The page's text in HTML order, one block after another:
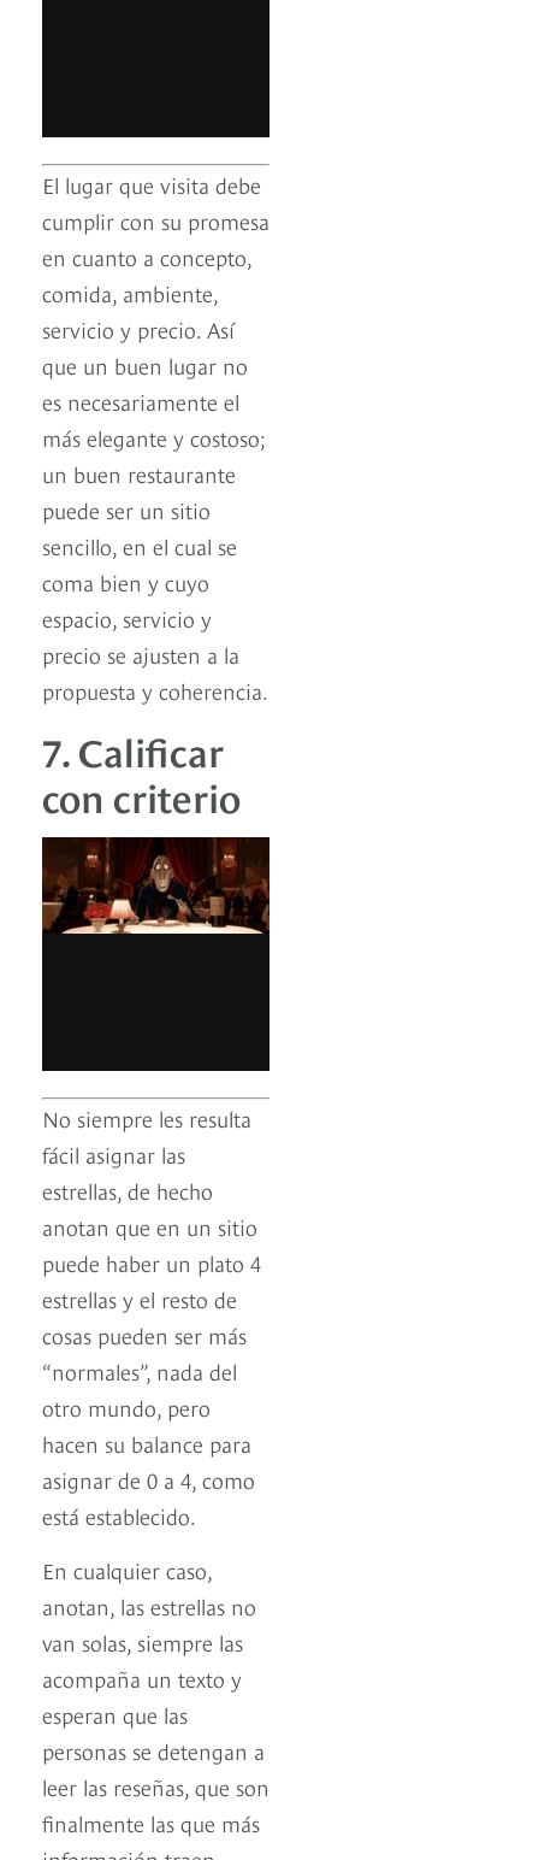
El lugar que visita debe
cumplir con su promesa
en cuanto a concepto,
comida, ambiente,
servicio y precio. Así
que un buen lugar no
es necesariamente el
más elegante y costoso;
un buen restaurante
puede ser un sitio
sencillo, en el cual se
coma bien y cuyo
espacio, servicio y
precio se ajusten a la
propuesta y coherencia.
7. Calificar
con criterio
No siempre les resulta
fácil asignar las
estrellas, de hecho
anotan que en un sitio
puede haber un plato 4
estrellas y el resto de
cosas pueden ser más
“normales”, nada del
otro mundo, pero
hacen su balance para
asignar de 0 a 4, como
está establecido.
En cualquier caso,
anotan, las estrellas no
van solas, siempre las
acompaña un texto y
esperan que las
personas se detengan a
leer las reseñas, que son
finalmente las que más